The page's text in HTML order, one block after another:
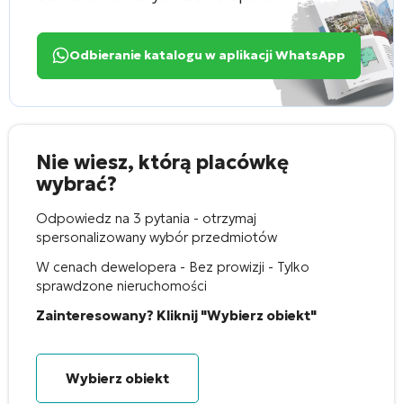
Odbieranie katalogu w aplikacji WhatsApp
Nie wiesz, którą placówkę
wybrać?
Odpowiedz na 3 pytania - otrzymaj
spersonalizowany wybór przedmiotów
W cenach dewelopera - Bez prowizji - Tylko
sprawdzone nieruchomości
Zainteresowany? Kliknij "Wybierz obiekt"
Wybierz obiekt